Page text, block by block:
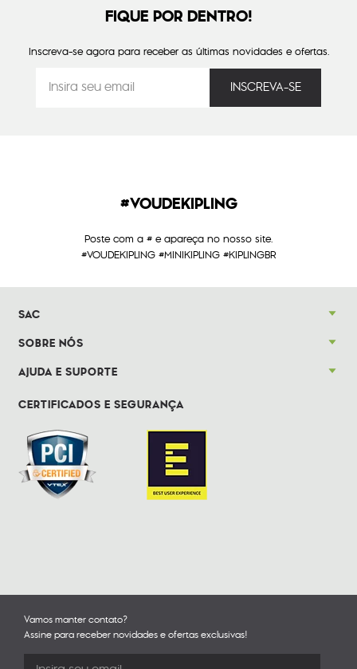
FIQUE POR DENTRO!
Inscreva-se agora para receber as últimas novidades e ofertas.
#VOUDEKIPLING
Poste com a # e apareça no nosso site.
#VOUDEKIPLING #MINIKIPLING #KIPLINGBR
SAC
SOBRE NÓS
AJUDA E SUPORTE
CERTIFICADOS E SEGURANÇA
Vamos manter contato?
Assine para receber novidades e ofertas exclusivas!